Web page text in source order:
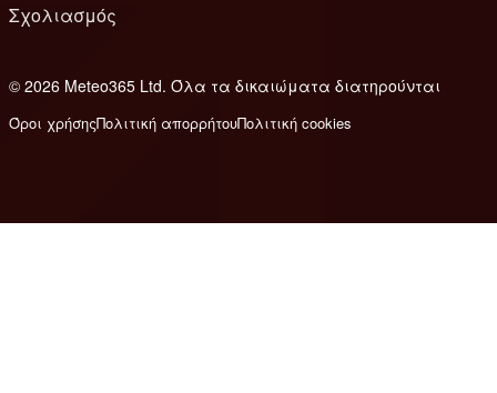
Σχολιασμός
© 2026 Meteo365 Ltd. Όλα τα δικαιώματα διατηρούνται
Όροι χρήσηςΠολιτική απορρήτουΠολιτική cookies